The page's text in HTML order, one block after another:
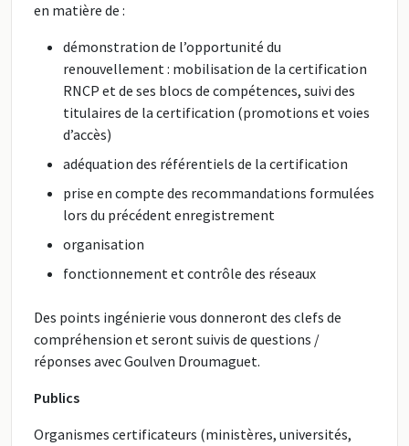
en matière de :
démonstration de l’opportunité du
renouvellement : mobilisation de la certification
RNCP et de ses blocs de compétences, suivi des
titulaires de la certification (promotions et voies
d’accès)
adéquation des référentiels de la certification
prise en compte des recommandations formulées
lors du précédent enregistrement
organisation
fonctionnement et contrôle des réseaux
Des points ingénierie vous donneront des clefs de
compréhension et seront suivis de questions /
réponses avec Goulven Droumaguet.
Publics
Organismes certificateurs (ministères, universités,